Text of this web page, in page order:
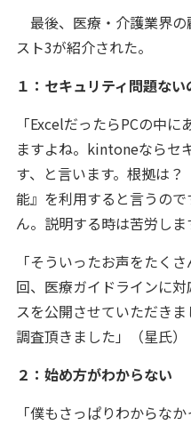
最後、医療・介護業界
スト3が紹介された。
１：セキュリティ問題ない
「ExcelだったらPCの中
ますよね。kintoneならセ
す、と言います。根拠は
能』を利用すると言うの
ん。説明する時は苦労しま
「そういったお声をたく
回、医療ガイドラインに
スを公開させていただき
調査頂きました」（星氏）
２：始め方がわからない
「僕もさっぱりわからな